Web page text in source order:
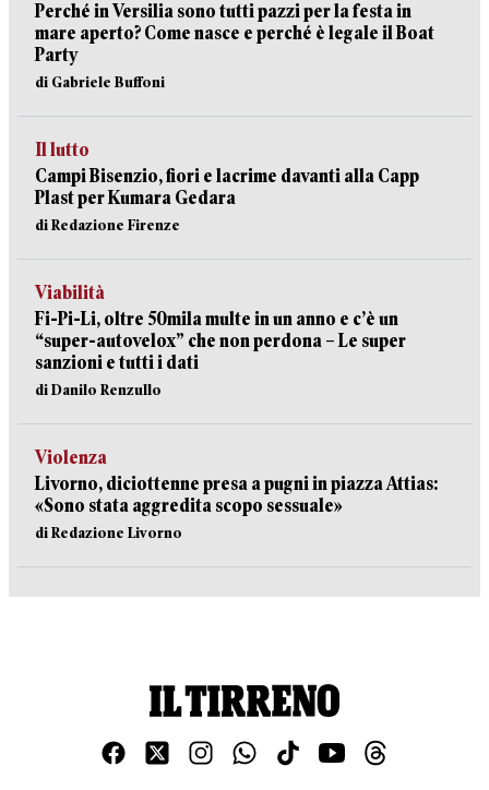
Perché in Versilia sono tutti pazzi per la festa in
mare aperto? Come nasce e perché è legale il Boat
Party
di Gabriele Buffoni
Il lutto
Campi Bisenzio, fiori e lacrime davanti alla Capp
Plast per Kumara Gedara
di Redazione Firenze
Viabilità
Fi-Pi-Li, oltre 50mila multe in un anno e c’è un
“super-autovelox” che non perdona – Le super
sanzioni e tutti i dati
di Danilo Renzullo
Violenza
Livorno, diciottenne presa a pugni in piazza Attias:
«Sono stata aggredita scopo sessuale»
di Redazione Livorno